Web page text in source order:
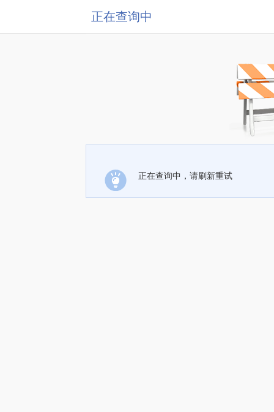
正在查询中
正在查询中，请刷新重试